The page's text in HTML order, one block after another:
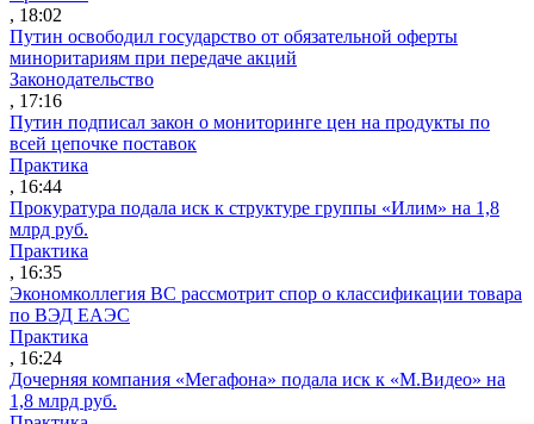
, 18:02
Путин освободил государство от обязательной оферты
миноритариям при передаче акций
Законодательство
, 17:16
Путин подписал закон о мониторинге цен на продукты по
всей цепочке поставок
Практика
, 16:44
Прокуратура подала иск к структуре группы «Илим» на 1,8
млрд руб.
Практика
, 16:35
Экономколлегия ВС рассмотрит спор о классификации товара
по ВЭД ЕАЭС
Практика
, 16:24
Дочерняя компания «Мегафона» подала иск к «М.Видео» на
1,8 млрд руб.